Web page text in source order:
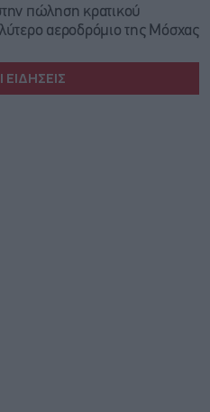
πώληση κρατικού
αεροδρόμιο της Μόσχας
ΕΙΔΗΣΕΙΣ